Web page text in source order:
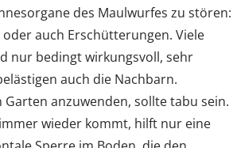
des Maulwurfes zu stören:
auch Erschütterungen. Viele
nur bedingt wirkungsvoll, sehr
auch die Nachbarn.
anzuwenden, sollte tabu sein.
wieder kommt, hilft nur eine